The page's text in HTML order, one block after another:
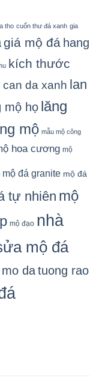
tho cuốn thư đá xanh gia
giá mộ đá hang
kích thước
can da xanh lan
mộ họ lăng
mộ mẫu mộ công
hoa cương mộ
mộ đá granite mộ đá
tự nhiên mộ
mộ đạo nhà
mộ đá
datuong rao